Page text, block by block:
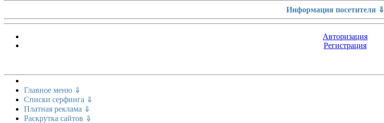
Информация посетителя ⇓
Авторизация
Регистрация
Главное меню ⇓
Списки серфинга ⇓
Платная реклама ⇓
Раскрутка сайтов ⇓